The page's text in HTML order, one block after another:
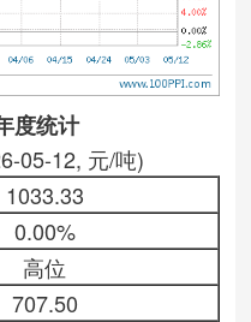
度统计
05-12, 元/吨)
1033.33
0.00%
高位
707.50